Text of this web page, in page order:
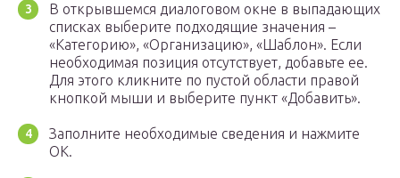
В открывшемся диалоговом окне в выпадающих
списках выберите подходящие значения –
«Категорию», «Организацию», «Шаблон». Если
необходимая позиция отсутствует, добавьте ее.
Для этого кликните по пустой области правой
кнопкой мыши и выберите пункт «Добавить».
Заполните необходимые сведения и нажмите
ОК.